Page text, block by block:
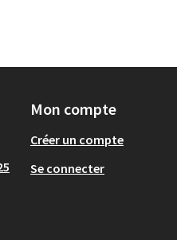
Mon compte
Créer un compte
Se connecter